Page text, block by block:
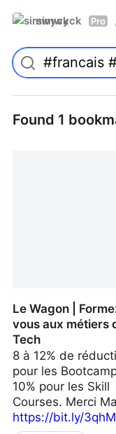
simwyck Pro
Found 1
Le Wagon |
vous aux métiers
Tech
8 à 12% de
pour les
10% pour les Skill
Courses. Merci
https://bit.ly/